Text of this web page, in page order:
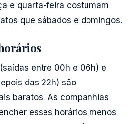
e quarta-feira costumam
que sábados e domingos.
entre 00h e 06h) e
das 22h) são
baratos. As companhias
esses horários menos